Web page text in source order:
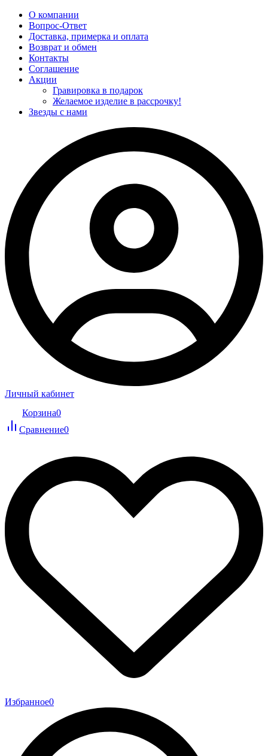
О компании
Вопрос-Ответ
Доставка, примерка и оплата
Возврат и обмен
Контакты
Соглашение
Акции
Гравировка в подарок
Желаемое изделие в рассрочку!
Звезды с нами
Личный кабинет
Корзина0
Сравнение0
Избранное0